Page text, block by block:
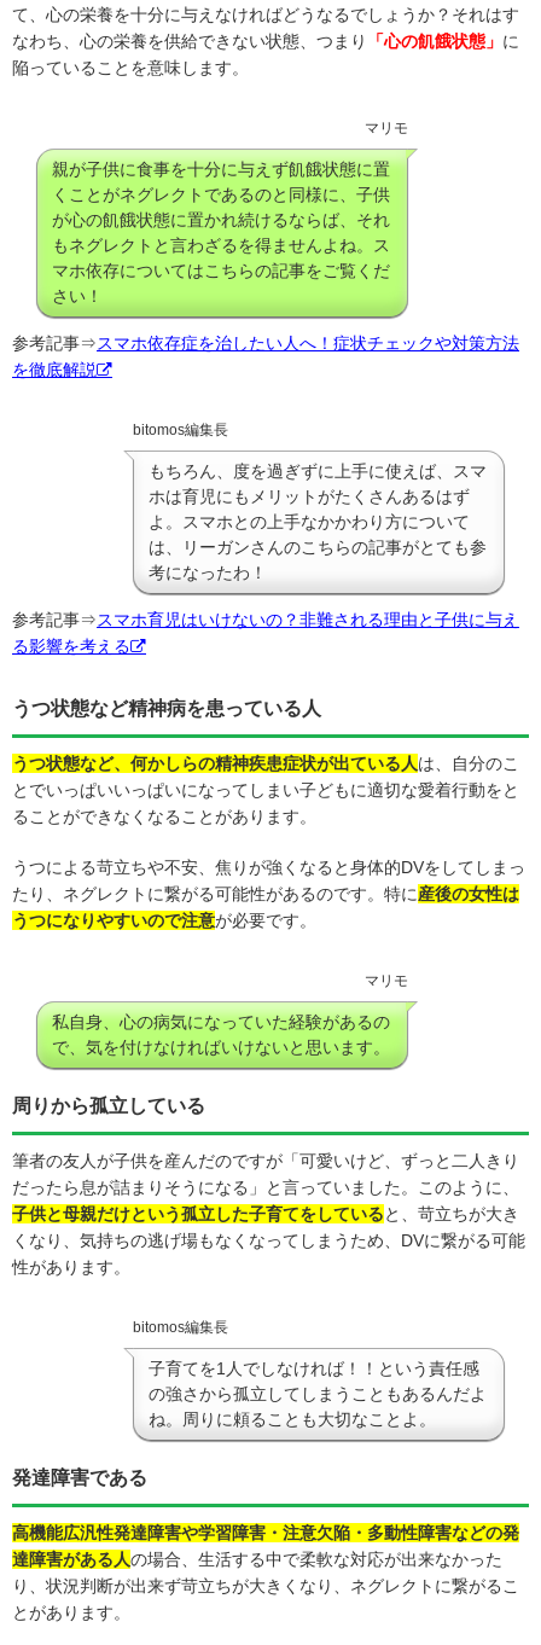
て、心の栄養を十分に与えなければどうなるでしょうか？それはす
なわち、心の栄養を供給できない状態、つまり
「心の飢餓状態」 に
陥っていることを意味します。
マリモ
親が子供に食事を十分に与えず飢餓状態に置
くことがネグレクトであるのと同様に、子供
が心の飢餓状態に置かれ続けるならば、それ
もネグレクトと言わざるを得ませんよね。ス
マホ依存についてはこちらの記事をご覧くだ
さい！
参考記事⇒スマホ依存症を治したい人へ！症状チェックや対策方法
を徹底解説
bitomos編集長
もちろん、度を過ぎずに上手に使えば、スマ
ホは育児にもメリットがたくさんあるはず
よ。スマホとの上手なかかわり方について
は、リーガンさんのこちらの記事がとても参
考になったわ！
参考記事⇒スマホ育児はいけないの？非難される理由と子供に与え
る影響を考える
うつ状態など精神病を患っている人
うつ状態など、何かしらの精神疾患症状が出ている人は、自分のこ
とでいっぱいいっぱいになってしまい子どもに適切な愛着行動をと
ることができなくなることがあります。
うつによる苛立ちや不安、焦りが強くなると身体的DVをしてしまっ
たり、ネグレクトに繋がる可能性があるのです。特に産後の女性は
うつになりやすいので注意が必要です。
マリモ
私自身、心の病気になっていた経験があるの
で、気を付けなければいけないと思います。
周りから孤立している
筆者の友人が子供を産んだのですが「可愛いけど、ずっと二人きり
だったら息が詰まりそうになる」と言っていました。このように、
子供と母親だけという孤立した子育てをしていると、苛立ちが大き
くなり、気持ちの逃げ場もなくなってしまうため、DVに繋がる可能
性があります。
bitomos編集長
子育てを1人でしなければ！！という責任感
の強さから孤立してしまうこともあるんだよ
ね。周りに頼ることも大切なことよ。
発達障害である
高機能広汎性発達障害や学習障害・注意欠陥・多動性障害などの発
達障害がある人の場合、生活する中で柔軟な対応が出来なかった
り、状況判断が出来ず苛立ちが大きくなり、ネグレクトに繋がるこ
とがあります。